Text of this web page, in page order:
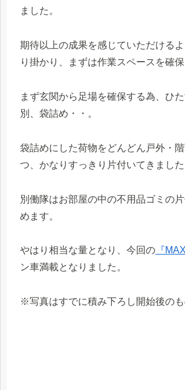
ました。
期待以上の成果を感じていただける
り掛かり、まずは作業スペースを確保
まず玄関から足場を確保する為、ひ
別、袋詰め・・。
袋詰めにした荷物をどんどん戸外・
つ、かなりすっきり片付いてきました
別働隊はお部屋の中の不用品ゴミの
めます。
やはり相当な量となり、今回の 『
ン車満載となりました。
※写真はすでに積み下ろし開始後のも